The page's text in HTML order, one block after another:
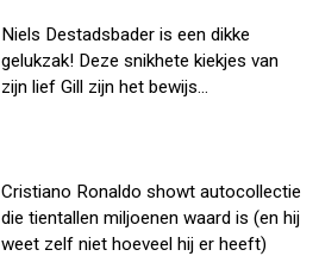
Niels Destadsbader is een dikke
gelukzak! Deze snikhete kiekjes van
zijn lief Gill zijn het bewijs...
Cristiano Ronaldo showt autocollectie
die tientallen miljoenen waard is (en hij
weet zelf niet hoeveel hij er heeft)